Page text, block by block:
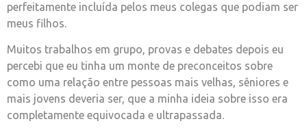
perfeitamente incluída pelos meus colegas que podiam ser
meus filhos.
Muitos trabalhos em grupo, provas e debates depois eu
percebi que eu tinha um monte de preconceitos sobre
como uma relação entre pessoas mais velhas, sêniores e
mais jovens deveria ser, que a minha ideia sobre isso era
completamente equivocada e ultrapassada.